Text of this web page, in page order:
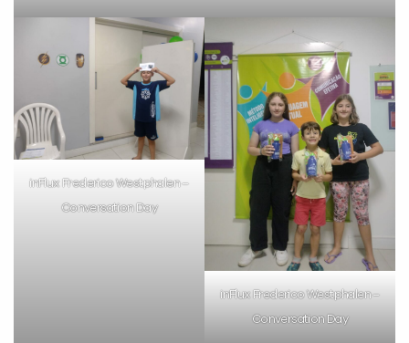
inFlux Frederico Westphalen –
Conversation Day
inFlux Frederico Westphalen –
Conversation Day